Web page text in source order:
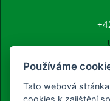
Používáme
Tato webová
cookies k zajištění